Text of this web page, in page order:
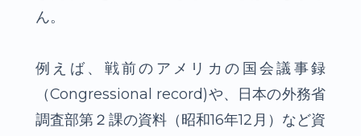
ん。
例えば、戦前のアメリカの国会議事録
（Congressional record)や、日本の外務省
調査部第２課の資料（昭和16年12月）など資